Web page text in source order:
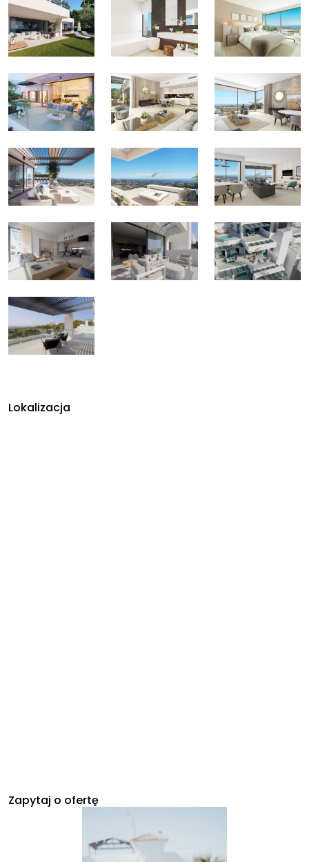
Lokalizacja
Zapytaj o ofertę